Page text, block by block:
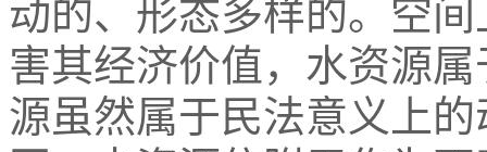
动的、形态多样的。空
害其经济价值，水资源
源虽然属于民法意义上